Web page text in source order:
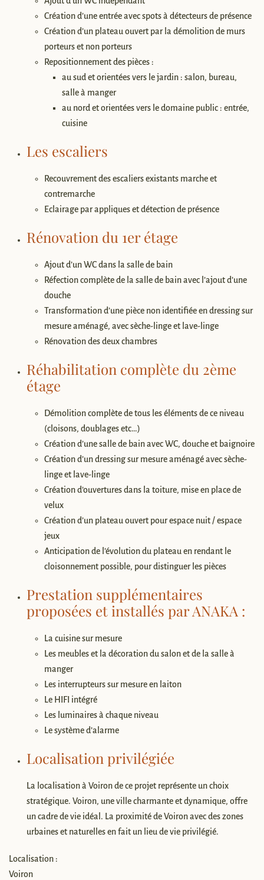
Création d’une entrée avec spots à détecteurs de présence
Création d’un plateau ouvert par la démolition de murs
porteurs et non porteurs
Repositionnement des pièces :
au sud et orientées vers le jardin : salon, bureau,
salle à manger
au nord et orientées vers le domaine public : entrée,
cuisine
Les escaliers
Recouvrement des escaliers existants marche et
contremarche
Eclairage par appliques et détection de présence
Rénovation du 1er étage
Ajout d’un WC dans la salle de bain
Réfection complète de la salle de bain avec l’ajout d’une
douche
Transformation d’une pièce non identifiée en dressing sur
mesure aménagé, avec sèche-linge et lave-linge
Rénovation des deux chambres
Réhabilitation complète du 2ème
étage
Démolition complète de tous les éléments de ce niveau
(cloisons, doublages etc…)
Création d’une salle de bain avec WC, douche et baignoire
Création d’un dressing sur mesure aménagé avec sèche-
linge et lave-linge
Création d’ouvertures dans la toiture, mise en place de
velux
Création d’un plateau ouvert pour espace nuit / espace
jeux
Anticipation de l’évolution du plateau en rendant le
cloisonnement possible, pour distinguer les pièces
Prestation supplémentaires
proposées et installés par ANAKA :
La cuisine sur mesure
Les meubles et la décoration du salon et de la salle à
manger
Les interrupteurs sur mesure en laiton
Le HIFI intégré
Les luminaires à chaque niveau
Le système d’alarme
Localisation privilégiée
La localisation à Voiron de ce projet représente un choix
stratégique. Voiron, une ville charmante et dynamique, offre
un cadre de vie idéal. La proximité de Voiron avec des zones
urbaines et naturelles en fait un lieu de vie privilégié.
Localisation :
Voiron